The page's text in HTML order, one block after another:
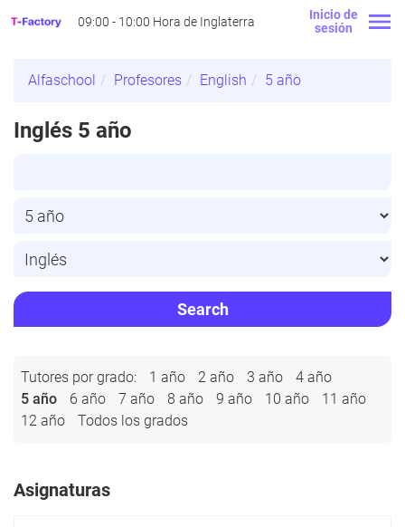
Inicio de
sesión
09:00 - 10:00 Hora de Inglaterra
Alfaschool Profesores English 5 año
Inglés 5 año
Search
Tutores por grado: 1 año 2 año 3 año
4 año
5 año
6 año 7 año 8 año 9 año 10 año
11 año
12 año
Todos los grados
Asignaturas